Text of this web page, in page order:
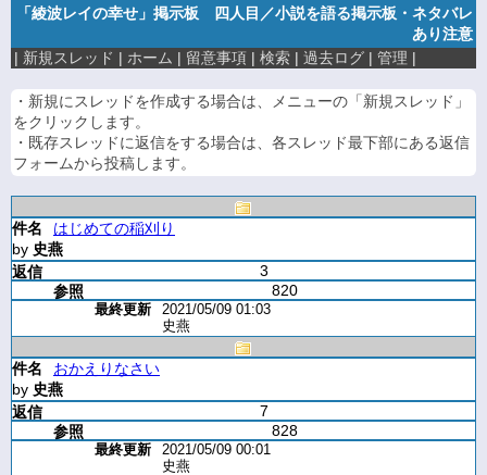
「綾波レイの幸せ」掲示板 四人目／小説を語る掲示板・ネタバレ
あり注意
| 新規スレッド | ホーム | 留意事項 | 検索 | 過去ログ | 管理 |
・新規にスレッドを作成する場合は、メニューの「新規スレッド」
をクリックします。
・既存スレッドに返信をする場合は、各スレッド最下部にある返信
フォームから投稿します。
はじめての稲刈り
by 史燕
3
820
2021/05/09 01:03
史燕
おかえりなさい
by 史燕
7
828
2021/05/09 00:01
史燕